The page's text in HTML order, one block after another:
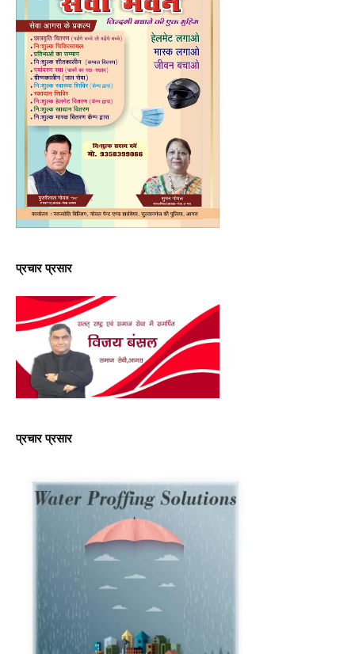
प्रचार प्रसार
प्रचार प्रसार